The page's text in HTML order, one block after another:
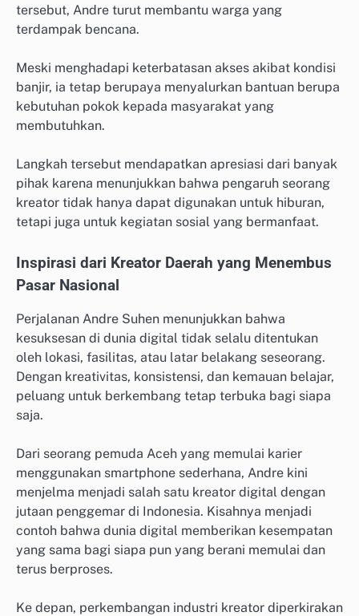
tersebut, Andre turut membantu warga yang
terdampak bencana.
Meski menghadapi keterbatasan akses akibat kondisi
banjir, ia tetap berupaya menyalurkan bantuan berupa
kebutuhan pokok kepada masyarakat yang
membutuhkan.
Langkah tersebut mendapatkan apresiasi dari banyak
pihak karena menunjukkan bahwa pengaruh seorang
kreator tidak hanya dapat digunakan untuk hiburan,
tetapi juga untuk kegiatan sosial yang bermanfaat.
Inspirasi dari Kreator Daerah yang Menembus
Pasar Nasional
Perjalanan Andre Suhen menunjukkan bahwa
kesuksesan di dunia digital tidak selalu ditentukan
oleh lokasi, fasilitas, atau latar belakang seseorang.
Dengan kreativitas, konsistensi, dan kemauan belajar,
peluang untuk berkembang tetap terbuka bagi siapa
saja.
Dari seorang pemuda Aceh yang memulai karier
menggunakan smartphone sederhana, Andre kini
menjelma menjadi salah satu kreator digital dengan
jutaan penggemar di Indonesia. Kisahnya menjadi
contoh bahwa dunia digital memberikan kesempatan
yang sama bagi siapa pun yang berani memulai dan
terus berproses.
Ke depan, perkembangan industri kreator diperkirakan